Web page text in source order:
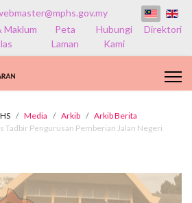
Maklum
Peta
Laman
Hubungi
Kami
Direktori
Media Arkib
Arkib Berita
Tadbir Pengurusan Pemberian Jalan Negeri